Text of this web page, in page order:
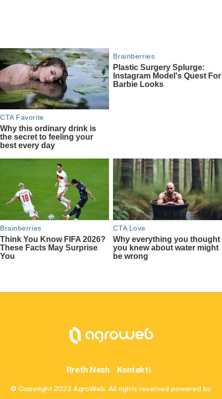
Rreth Nesh Kontakti
© Copyright 2023 AgroWeb. All rights reserved powered by